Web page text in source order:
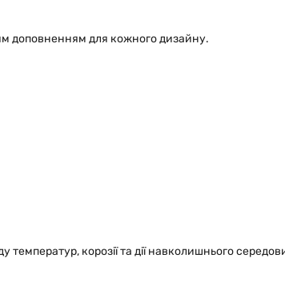
доповненням для кожного дизайну.
температур, корозії та дії навколишнього